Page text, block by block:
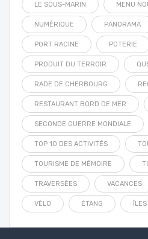
LE SOUS-MARIN MENU
NUMÉRIQUE PANORAMA
PORT RACINE POTERIE
PRODUIT DU TERROIR
RADE DE CHERBOURG
RESTAURANT BORD DE MER
SECONDE GUERRE MONDIALE
TOP 10 DES ACTIVITÉS
TOURISME DE MÉMOIRE
TRAVERSÉES VACANCES
VÉLO ÉTANG